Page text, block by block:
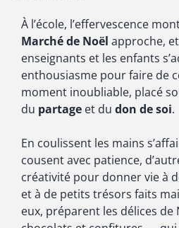
À l’école, l’effervescence
Marché de Noël approche,
enseignants et les enfants
enthousiasme pour faire de
moment inoubliable, placé
du partage et du don de soi.
En coulissent les mains
cousent avec patience,
créativité pour donner vie à
et à de petits trésors faits
eux, préparent les délices